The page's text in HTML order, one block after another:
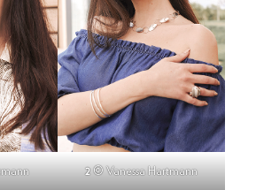
2© Vanessa Hartmann